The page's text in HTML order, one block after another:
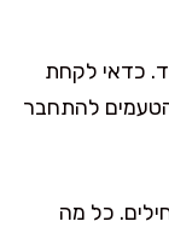
תוך 20 דקות בלבד. כדאי לקחת
הטעמים להתחבר
כל מה